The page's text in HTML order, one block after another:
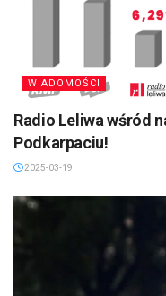
WIADOMOŚCI
Radio Leliwa wśród
Podkarpaciu!
2025-03-19